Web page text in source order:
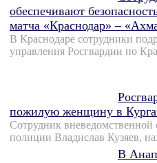
обеспечивают
матча «Краснодар» –
В Краснодаре сотрудники
управления Росгвардии по
пожилую женщину в
Сотрудник
полиции Владислав Кузяев,
В